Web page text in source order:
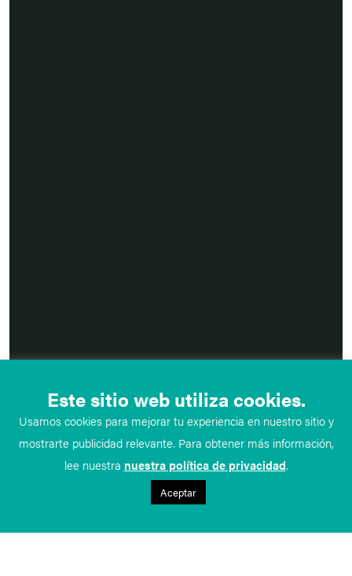
Este sitio web utiliza cookies.
Usamos cookies para mejorar tu experiencia en nuestro sitio y
mostrarte publicidad relevante. Para obtener más información,
lee nuestra nuestra política de privacidad.
Aceptar